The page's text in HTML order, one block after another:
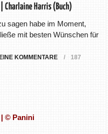
Charlaine Harris (Buch)
sagen habe im Moment,
mit besten Wünschen für
KOMMENTARE
187